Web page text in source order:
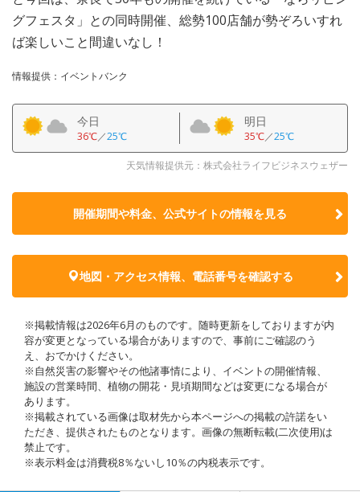
グフェスタ」との同時開催、総勢100店舗が勢ぞろいすれ
ば楽しいこと間違いなし！
情報提供：イベントバンク
今日
36℃／25℃
明日
35℃／25℃
天気情報提供元：株式会社ライフビジネスウェザー
開催期間や料金、公式サイトの情報を見る
地図・アクセス情報、電話番号を確認する
※掲載情報は2026年6月のものです。随時更新をしておりますが内
容が変更となっている場合がありますので、事前にご確認のう
え、おでかけください。
※自然災害の影響やその他諸事情により、イベントの開催情報、
施設の営業時間、植物の開花・見頃期間などは変更になる場合が
あります。
※掲載されている画像は取材先から本ページへの掲載の許諾をい
ただき、提供されたものとなります。画像の無断転載(二次使用)は
禁止です。
※表示料金は消費税8％ないし10％の内税表示です。